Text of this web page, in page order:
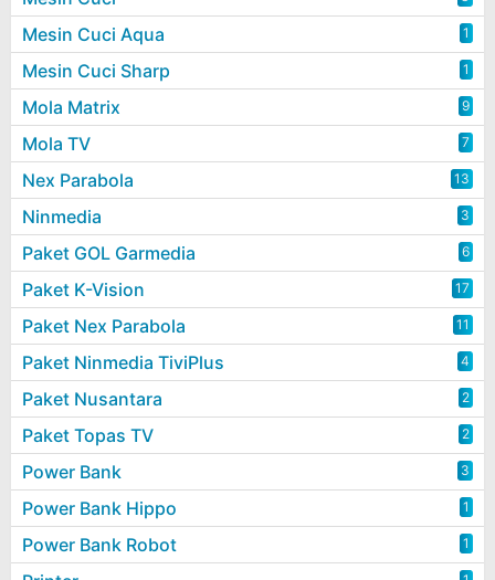
Mesin Cuci Aqua 1
Mesin Cuci Sharp 1
Mola Matrix 9
Mola TV 7
Nex Parabola 13
Ninmedia 3
Paket GOL Garmedia 6
Paket K-Vision 17
Paket Nex Parabola 11
Paket Ninmedia TiviPlus 4
Paket Nusantara 2
Paket Topas TV 2
Power Bank 3
Power Bank Hippo 1
Power Bank Robot 1